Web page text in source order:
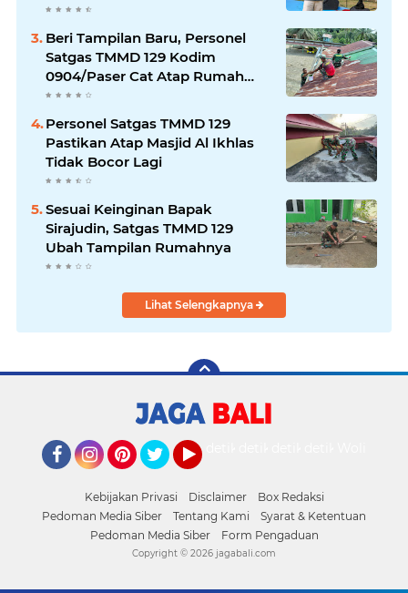
Beri Tampilan Baru, Personel
Satgas TMMD 129 Kodim
0904/Paser Cat Atap Rumah
Marbot
Personel Satgas TMMD 129
Pastikan Atap Masjid Al Ikhlas
Tidak Bocor Lagi
Sesuai Keinginan Bapak
Sirajudin, Satgas TMMD 129
Ubah Tampilan Rumahnya
Lihat Selengkapnya
Kebijakan Privasi Disclaimer
Box Redaksi
Pedoman Media Siber
Tentang Kami
Syarat & Ketentuan
Pedoman Media Siber
Form Pengaduan
Copyright © 2026 jagabali.com